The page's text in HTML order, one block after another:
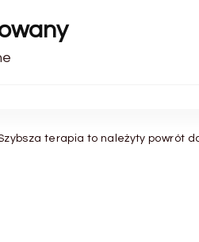
terapia to należyty powrót